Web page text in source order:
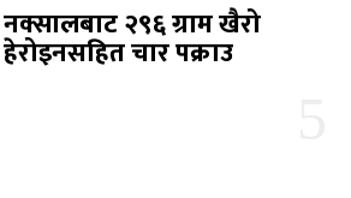
नक्सालबाट २९६ ग्राम खैरो
हेरोइनसहित चार पक्राउ